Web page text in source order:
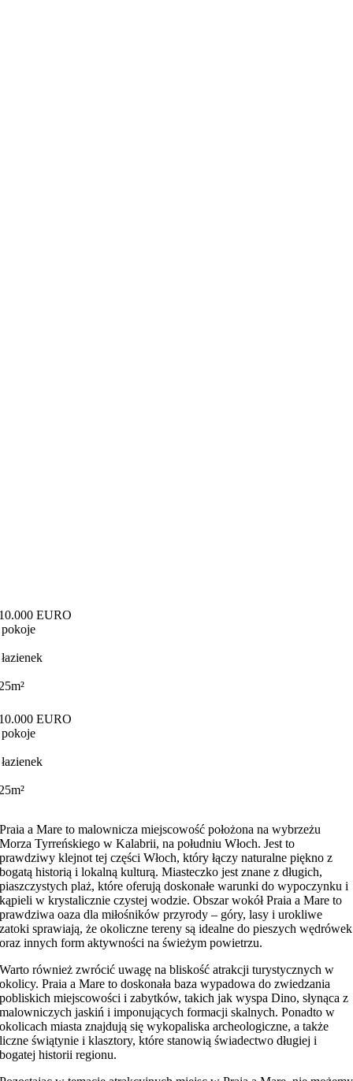
EURO
EURO
Praia a Mare to malownicza miejscowość położona na wybrzeżu
Morza Tyrreńskiego w Kalabrii, na południu Włoch. Jest to
prawdziwy klejnot tej części Włoch, który łączy naturalne piękno z
bogatą historią i lokalną kulturą. Miasteczko jest znane z długich,
piaszczystych plaż, które oferują doskonałe warunki do wypoczynku i
kąpieli w krystalicznie czystej wodzie. Obszar wokół Praia a Mare to
prawdziwa oaza dla miłośników przyrody – góry, lasy i urokliwe
zatoki sprawiają, że okoliczne tereny są idealne do pieszych wędrówek
oraz innych form aktywności na świeżym powietrzu.
Warto również zwrócić uwagę na bliskość atrakcji turystycznych w
okolicy. Praia a Mare to doskonała baza wypadowa do zwiedzania
pobliskich miejscowości i zabytków, takich jak wyspa Dino, słynąca z
malowniczych jaskiń i imponujących formacji skalnych. Ponadto w
okolicach miasta znajdują się wykopaliska archeologiczne, a także
liczne świątynie i klasztory, które stanowią świadectwo długiej i
bogatej historii regionu.